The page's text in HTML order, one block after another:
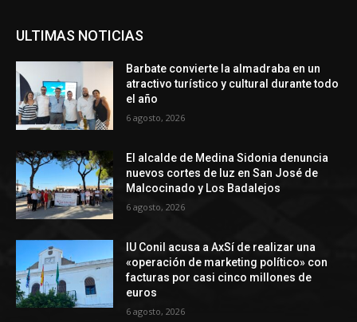
ULTIMAS NOTICIAS
Barbate convierte la almadraba en un
atractivo turístico y cultural durante todo
el año
6 agosto, 2026
El alcalde de Medina Sidonia denuncia
nuevos cortes de luz en San José de
Malcocinado y Los Badalejos
6 agosto, 2026
IU Conil acusa a AxSí de realizar una
«operación de marketing político» con
facturas por casi cinco millones de
euros
6 agosto, 2026